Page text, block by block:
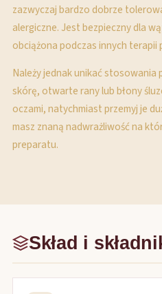
zazwyczaj bardzo dobrze
alergiczne. Jest bezpieczny dla
obciążona podczas innych terapii
Należy jednak unikać
skórę, otwarte rany lub błony
oczami, natychmiast przemyj je
masz znaną nadwrażliwość na
preparatu.
Skład i